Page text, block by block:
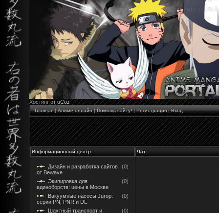
Хостинг отuCoz
Главная|Аниме онлайн|Помощь сайту!|Регистрация|Вход
Информационный центр: Чат:
Дизайн и разработка сайтов
от Bewave
(0)
Экипировка для
единоборств: цены в Москве
(0)
Вакуумные насосы Jurop:
серии PN, PNR и DL
(0)
Шахтный транспорт и
(0)